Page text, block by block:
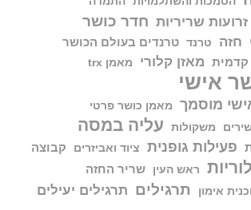
זרועות שריריות חדר כושר
חזה טרנד טרנדים בעולם הכושר
קדמית מאזן קלורי מאמן trx
אישי
מוסמך מאמן כושר פרטי
משקולות עליה במסה
פעילות גופנית ציוד ואביזרים קבוצה
ראש העין שריר החזה
אימון תרגילים תרגילים יעילים